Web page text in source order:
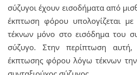
σύζυγοι έχουν εισοδήματα από
έκπτωση φόρου υπολογίζεται
τέκνων μόνο στο εισόδημα του
σύζυγο. Στην περίπτωση
έκπτωσης φόρου λόγω τέκνων την